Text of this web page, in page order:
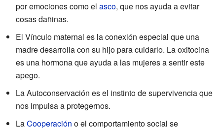
por emociones como el asco, que nos ayuda a evitar
cosas dañinas.
El Vínculo maternal es la conexión especial que una
madre desarrolla con su hijo para cuidarlo. La oxitocina
es una hormona que ayuda a las mujeres a sentir este
apego.
La Autoconservación es el instinto de supervivencia que
nos impulsa a protegernos.
LaCooperación o el comportamiento social se